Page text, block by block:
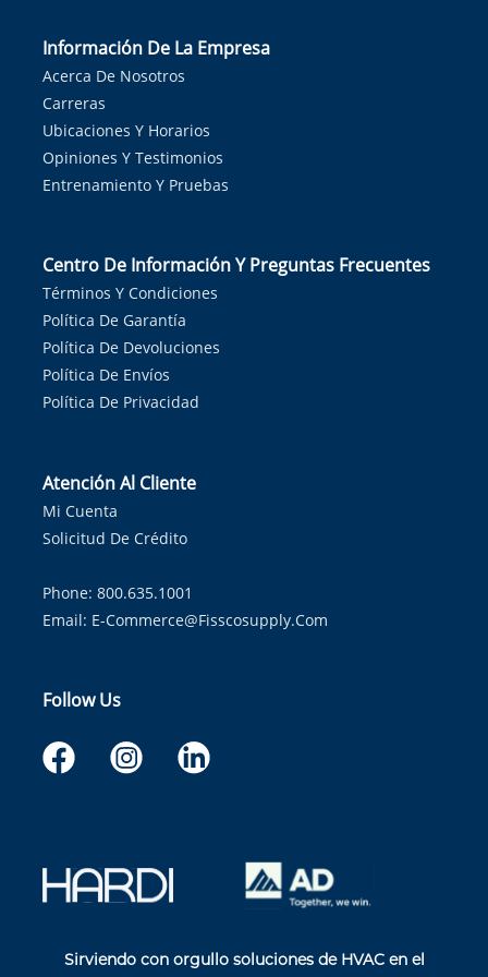
Información De La Empresa
Acerca De Nosotros
Carreras
Ubicaciones Y Horarios
Opiniones Y Testimonios
Entrenamiento Y Pruebas
Centro De Información Y Preguntas Frecuentes
Términos Y Condiciones
Política De Garantía
Política De Devoluciones
Política De Envíos
Política De Privacidad
Atención Al Cliente
Mi Cuenta
Solicitud De Crédito
Phone: 800.635.1001
Email: E-Commerce@fisscosupply.com
Follow Us
Sirviendo con orgullo soluciones de HVAC en el